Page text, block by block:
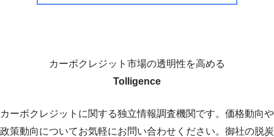
カーボクレジット市場の透明性を高める
Tolligence
カーボクレジットに関する独立情報調査機関です。価格動向や
政策動向についてお気軽にお問い合わせください。御社の脱炭